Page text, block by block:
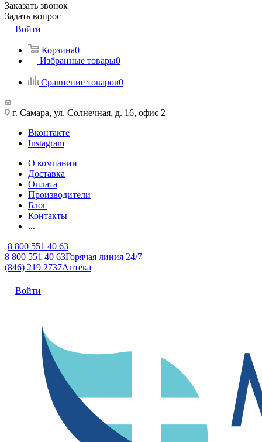
Заказать звонок
Задать вопрос
Войти
Корзина0
Избранные товары0
Сравнение товаров0
г. Самара, ул. Солнечная, д. 16, офис 2
Вконтакте
Instagram
О компании
Доставка
Оплата
Производители
Блог
Контакты
...
8 800 551 40 63
8 800 551 40 63Горячая линия 24/7
(846) 219 2737Аптека
Войти